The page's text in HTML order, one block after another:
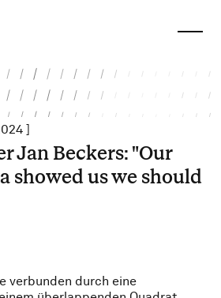
]
Jan Beckers: "Our
showed us we should